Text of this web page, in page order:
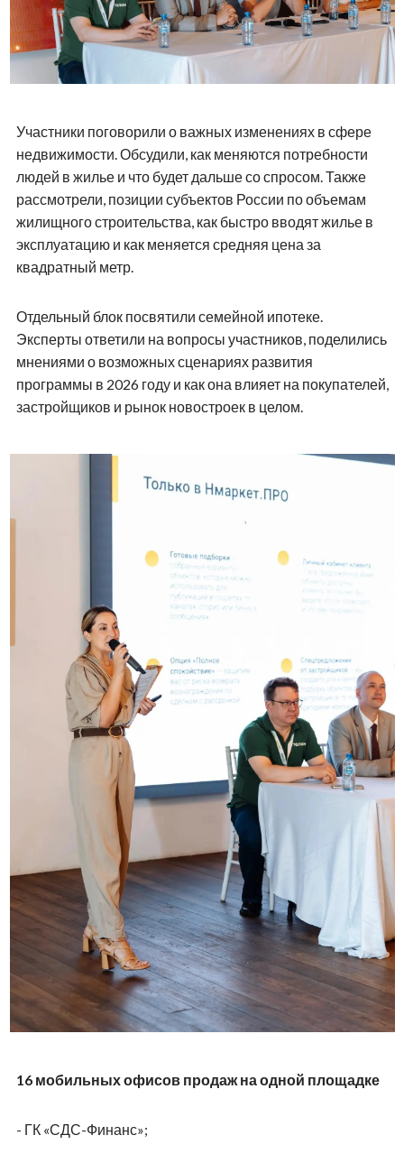
Участники поговорили о важных изменениях в сфере
недвижимости. Обсудили, как меняются потребности
людей в жилье и что будет дальше со спросом. Также
рассмотрели, позиции субъектов России по объемам
жилищного строительства, как быстро вводят жилье в
эксплуатацию и как меняется средняя цена за
квадратный метр.
Отдельный блок посвятили семейной ипотеке.
Эксперты ответили на вопросы участников, поделились
мнениями о возможных сценариях развития
программы в 2026 году и как она влияет на покупателей,
застройщиков и рынок новостроек в целом.
16 мобильных офисов продаж на одной площадке
- ГК «СДС-Финанс»;